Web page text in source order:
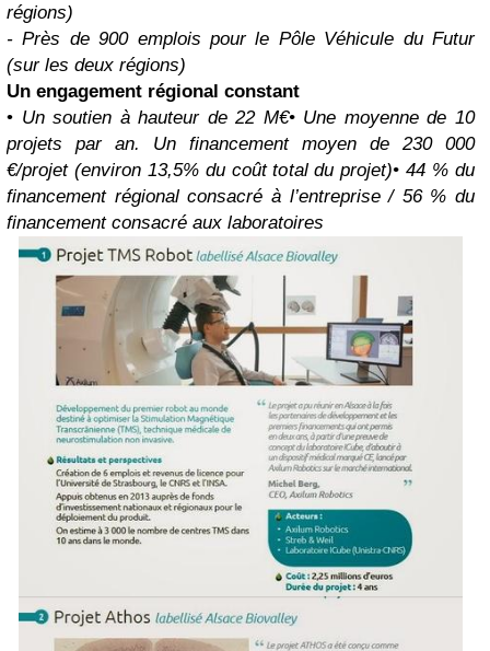
régions)
- Près de 900 emplois pour le Pôle Véhicule du Futur
(sur les deux régions)
Un engagement régional constant
• Un soutien à hauteur de 22 M€• Une moyenne de 10
projets par an. Un financement moyen de 230 000
€/projet (environ 13,5% du coût total du projet)• 44 % du
financement régional consacré à l’entreprise / 56 % du
financement consacré aux laboratoires